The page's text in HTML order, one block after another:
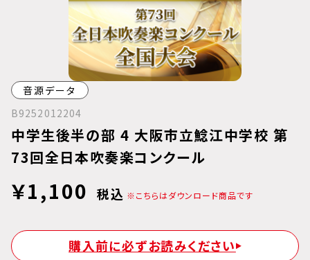
音源データ
B9252012204
中学生後半の部 4 大阪市立鯰江中学校 第
73回全日本吹奏楽コンクール
￥1,100 税込 ※こちらはダウンロード商品です
購入前に必ずお読みください